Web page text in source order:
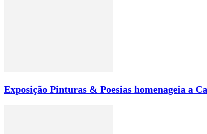
Exposição Pinturas & Poesias homenageia a